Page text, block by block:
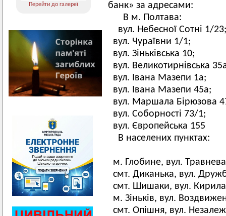
Перейти до галереї
банк» за адресами:
В м. Полтава:
вул. Небесної Сотні 1/23;
вул. Чураївни 1/1;
вул. Зіньківська 10;
вул. Великотирнівська
вул. Івана Мазепи 1а;
вул. Івана Мазепи 45а;
вул. Маршала Бірюзова
вул. Соборності 73/1;
вул. Європейська 155
В населених пунктах:
м. Глобине, вул.
смт. Диканька, вул.
смт. Шишаки, вул.
м. Зіньків, вул.
смт. Опішня, вул.